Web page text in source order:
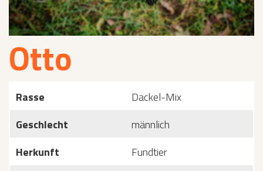
Otto
Rasse
Dackel-Mix
Geschlecht
männlich
Herkunft
Fundtier